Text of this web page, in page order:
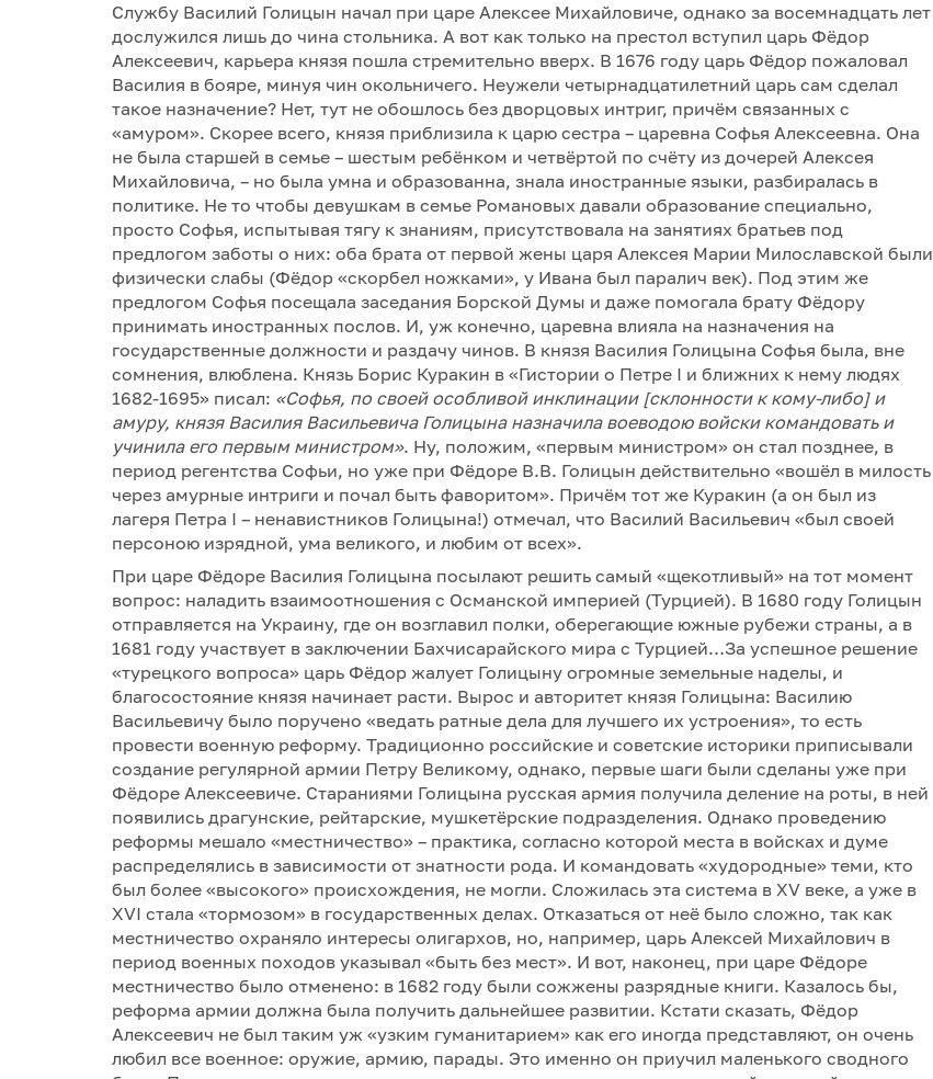
Службу Василий Голицын начал при царе Алексее Михайловиче, однако за восемнадцать лет
дослужился лишь до чина стольника. А вот как только на престол вступил царь Фёдор
Алексеевич, карьера князя пошла стремительно вверх. В 1676 году царь Фёдор пожаловал
Василия в бояре, минуя чин окольничего. Неужели четырнадцатилетний царь сам сделал
такое назначение? Нет, тут не обошлось без дворцовых интриг, причём связанных с
«амуром». Скорее всего, князя приблизила к царю сестра – царевна Софья Алексеевна. Она
не была старшей в семье – шестым ребёнком и четвёртой по счёту из дочерей Алексея
Михайловича, – но была умна и образованна, знала иностранные языки, разбиралась в
политике. Не то чтобы девушкам в семье Романовых давали образование специально,
просто Софья, испытывая тягу к знаниям, присутствовала на занятиях братьев под
предлогом заботы о них: оба брата от первой жены царя Алексея Марии Милославской были
физически слабы (Фёдор «скорбел ножками», у Ивана был паралич век). Под этим же
предлогом Софья посещала заседания Борской Думы и даже помогала брату Фёдору
принимать иностранных послов. И, уж конечно, царевна влияла на назначения на
государственные должности и раздачу чинов. В князя Василия Голицына Софья была, вне
сомнения, влюблена. Князь Борис Куракин в «Гистории о Петре I и ближних к нему людях
1682-1695» писал: «Софья, по своей особливой инклинации [склонности к кому-либо] и
амуру, князя Василия Васильевича Голицына назначила воеводою войски командовать и
учинила его первым министром». Ну, положим, «первым министром» он стал позднее, в
период регентства Софьи, но уже при Фёдоре В.В. Голицын действительно «вошёл в милость
через амурные интриги и почал быть фаворитом». Причём тот же Куракин (а он был из
лагеря Петра I – ненавистников Голицына!) отмечал, что Василий Васильевич «был своей
персоною изрядной, ума великого, и любим от всех».
При царе Фёдоре Василия Голицына посылают решить самый «щекотливый» на тот момент
вопрос: наладить взаимоотношения с Османской империей (Турцией). В 1680 году Голицын
отправляется на Украину, где он возглавил полки, оберегающие южные рубежи страны, а в
1681 году участвует в заключении Бахчисарайского мира с Турцией…За успешное решение
«турецкого вопроса» царь Фёдор жалует Голицыну огромные земельные наделы, и
благосостояние князя начинает расти. Вырос и авторитет князя Голицына: Василию
Васильевичу было поручено «ведать ратные дела для лучшего их устроения», то есть
провести военную реформу. Традиционно российские и советские историки приписывали
создание регулярной армии Петру Великому, однако, первые шаги были сделаны уже при
Фёдоре Алексеевиче. Стараниями Голицына русская армия получила деление на роты, в ней
появились драгунские, рейтарские, мушкетёрские подразделения. Однако проведению
реформы мешало «местничество» – практика, согласно которой места в войсках и думе
распределялись в зависимости от знатности рода. И командовать «худородные» теми, кто
был более «высокого» происхождения, не могли. Сложилась эта система в XV веке, а уже в
XVI стала «тормозом» в государственных делах. Отказаться от неё было сложно, так как
местничество охраняло интересы олигархов, но, например, царь Алексей Михайлович в
период военных походов указывал «быть без мест». И вот, наконец, при царе Фёдоре
местничество было отменено: в 1682 году были сожжены разрядные книги. Казалось бы,
реформа армии должна была получить дальнейшее развитии. Кстати сказать, Фёдор
Алексеевич не был таким уж «узким гуманитарием» как его иногда представляют, он очень
любил все военное: оружие, армию, парады. Это именно он приучил маленького сводного